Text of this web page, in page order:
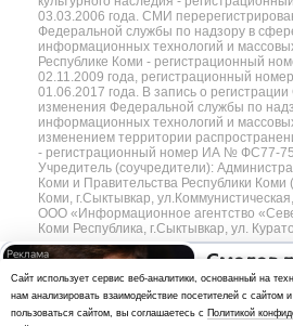
03.03.2006 года. СМИ
Федеральной службы по надзору в
информационных технологий и
Республике Коми - регистрационный
02.11.2009 года, регистрационный
01.06.2017 года. В запись о
изменения Федеральной службы по
информационных технологий и
изменением территории
- регистрационный номер ИА № ФС77-
Учредитель (соучредители):
Коми и Правительства Республики Коми
Коми, г.Сыктывкар,
ООО «Информационное агентство
Коми Республика, г.Сыктывкар, ул.
Разработка сайта — web-студия
Смолов
Cайт использует сервис веб-аналитики, основанный на
нам анализировать взаимодействие посетителей с сайтом
пользоваться сайтом, вы соглашаетесь с Политикой